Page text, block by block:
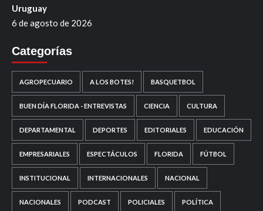
Uruguay
6 de agosto de 2026
Categorías
AGROPECUARIO A LOS BOTES! BASQUETBOL
BUEN DÍA FLORIDA - ENTREVISTAS CIENCIA CULTURA
DEPARTAMENTAL DEPORTES EDITORIALES EDUCACIÓN
EMPRESARIALES ESPECTÁCULOS FLORIDA FÚTBOL
INSTITUCIONAL INTERNACIONALES NACIONAL
NACIONALES PODCAST POLICIALES POLÍTICA